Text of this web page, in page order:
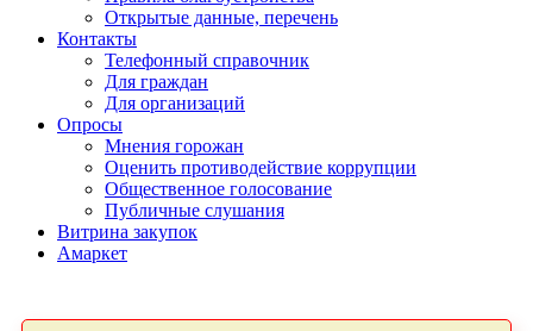
Открытые данные, перечень
Контакты
Телефонный справочник
Для граждан
Для организаций
Опросы
Мнения горожан
Оценить противодействие коррупции
Общественное голосование
Публичные слушания
Витрина закупок
Амаркет